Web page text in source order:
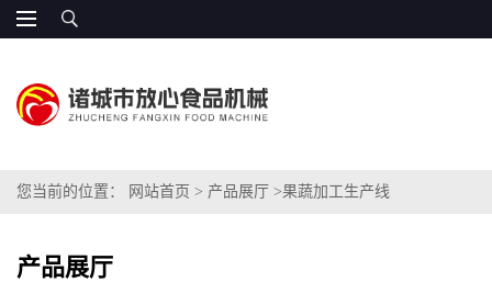
您当前的位置： 网站首页 > 产品展厅 >果蔬加工生产线
产品展厅